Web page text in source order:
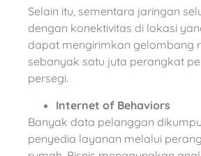
Selain itu, sementara jaringan
dengan konektivitas di lokasi
dapat mengirimkan gelombang
sebanyak satu juta perangkat
persegi.
Internet of Behaviors
Banyak data pelanggan
penyedia layanan melalui